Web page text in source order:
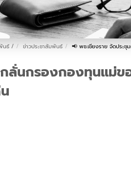
นธ์ / ข่าวประชาสัมพันธ์ 📢 พช.เชียงราย จัดประ
ลั่นกรองกองทุนแม่